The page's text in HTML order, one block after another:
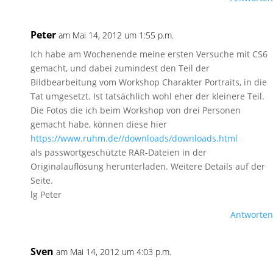
Peter am Mai 14, 2012 um 1:55 p.m.
Ich habe am Wochenende meine ersten Versuche mit CS6
gemacht, und dabei zumindest den Teil der
Bildbearbeitung vom Workshop Charakter Portraits, in die
Tat umgesetzt. Ist tatsächlich wohl eher der kleinere Teil.
Die Fotos die ich beim Workshop von drei Personen
gemacht habe, können diese hier
https://www.ruhm.de//downloads/downloads.html
als passwortgeschützte RAR-Dateien in der
Originalauflösung herunterladen. Weitere Details auf der
Seite.
lg Peter
Antworten
Sven am Mai 14, 2012 um 4:03 p.m.